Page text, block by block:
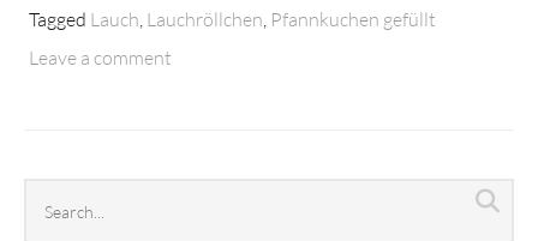
Tagged Lauch Lauchröllchen Pfannkuchen gefüllt
Leave a comment
archives